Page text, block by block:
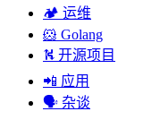
🏕︎ 运维
🐹 Golang
⛕ 开源项目
📲 应用
🗣︎ 杂谈